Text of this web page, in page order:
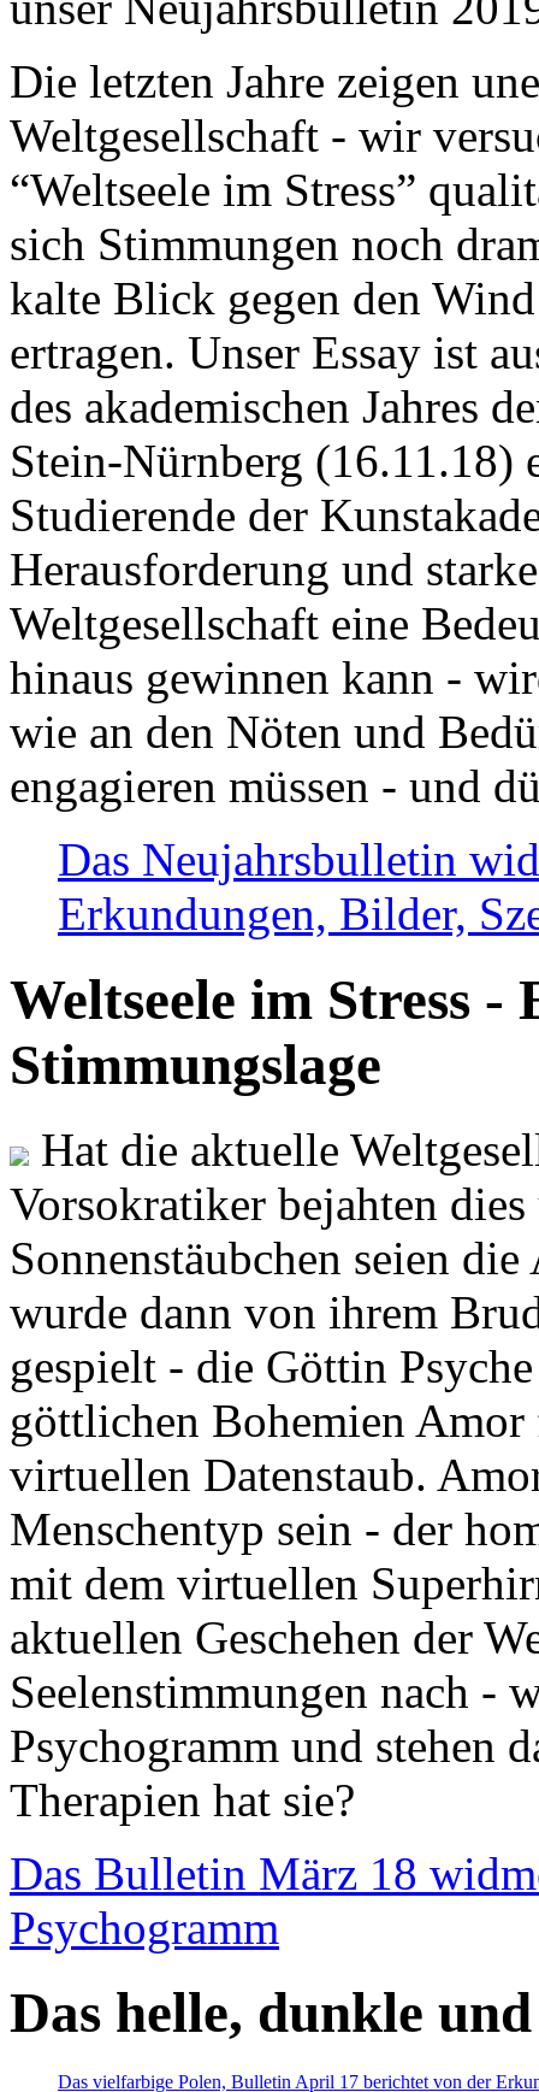
Die letzten Jahre zeigen
Weltgesellschaft - wir
“Weltseele im Stress”
sich Stimmungen noch
kalte Blick gegen den
ertragen. Unser Essay ist
des akademischen Jahres
Stein-Nürnberg (16.11.18)
Studierende der
Herausforderung und
Weltgesellschaft eine
hinaus gewinnen kann -
wie an den Nöten und
engagieren müssen - und
Das Neujahrsbulletin
Erkundungen, Bilder,
Weltseele im Stress -
Stimmungslage
Hat die aktuelle
Vorsokratiker bejahten
Sonnenstäubchen seien
wurde dann von ihrem
gespielt - die Göttin
göttlichen Bohemien
virtuellen Datenstaub.
Menschentyp sein - der
mit dem virtuellen
aktuellen Geschehen der
Seelenstimmungen nach -
Psychogramm und stehen
Therapien hat sie?
Das Bulletin März 18
Psychogramm
Das helle, dunkle
Das vielfarbige Polen, Bulletin April 17 berichtet von der